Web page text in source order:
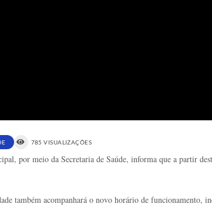
785 VISUALIZAÇÕES
por meio da Secretaria de Saúde, informa que a partir
também acompanhará o novo horário de funcionamento,